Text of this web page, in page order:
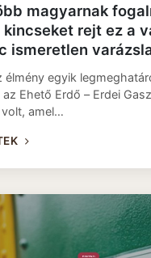
magyarnak
rejt ez a
ismeretlen
élmény egyik
az Ehető Erdő – Erdei
amel…